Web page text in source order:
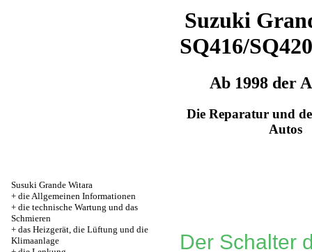
Suzuki
SQ416/
Ab 1998 der
Die Reparatur und
Autos
Susuki Grande Witara
+ die Allgemeinen Informationen
+ die technische Wartung und das
Schmieren
+ das Heizgerät, die Lüftung und die
Klimaanlage
Der Schalter